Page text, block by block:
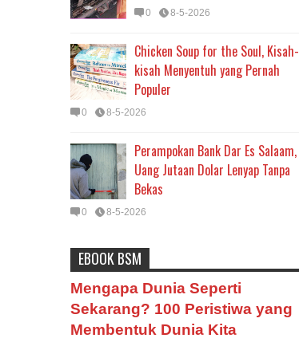
0 8-5-2026
Chicken Soup for the Soul, Kisah-
kisah Menyentuh yang Pernah
Populer
0 8-5-2026
Perampokan Bank Dar Es Salaam,
Uang Jutaan Dolar Lenyap Tanpa
Bekas
0 8-5-2026
Astronomi Biologi Budaya Buku
Bumi
Entertainment
Fakta & Statistik
Filsafat
Flora Geografi
Hoeda's Note
Mengapa Negara Miskin Tidak
Mencetak Uang yang Banyak saja
biar Kaya?
Ilustrasi/istimewa Jawaban untuk
EBOOK BSM
Mengapa Dunia Seperti
Sekarang? 100 Peristiwa yang
Membentuk Dunia Kita